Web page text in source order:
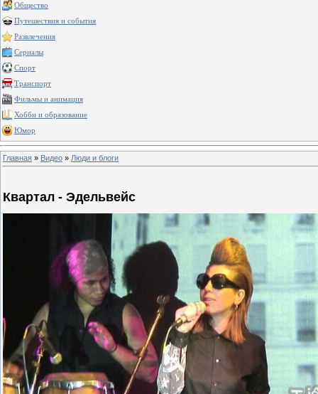
Общество
Путешествия и события
Развлечения
Сериалы
Спорт
Транспорт
Фильмы и анимация
Хобби и образование
Юмор
Главная » Видео » Люди и блоги
Квартал - Эдельвейс